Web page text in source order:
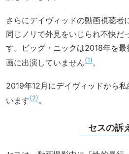
さらにデイヴィッドの動画視聴者
同じノリで外見をいじられ不快だ
す。ビッグ・ニックは2018年を
画に出演していません 1 。
2019年12月にデイヴィッドから
います 2 。
セスの訴